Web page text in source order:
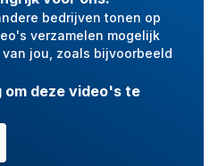
bedrijven tonen op
verzamelen mogelijk
jou, zoals bijvoorbeeld
om deze video's te